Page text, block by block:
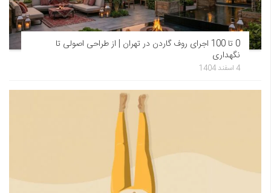
0 تا 100 اجرای روف گاردن در تهران | از طراحی اصولی تا
نگهداری
4 اسفند 1404